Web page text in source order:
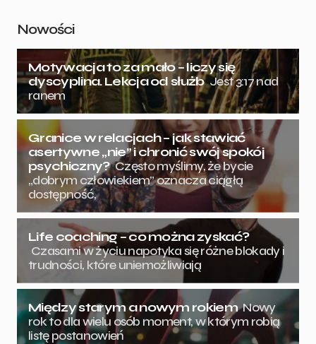
Nowości
Motywacja to za mało – liczy się
dyscyplina. Lekcja od służb Jest 3:17 nad
ranem
Granice w relacjach – jak stawiać
asertywne „nie” i chronić swój spokój
psychiczny? Często myślimy, że bycie
„dobrym człowiekiem” oznacza ciągłą
dostępność,
Life coaching – co można zyskać?
Czasami w życiu napotyka się różne blokady i
trudności, które uniemożliwiają
Między starym a nowym rokiem Nowy
rok to dla wielu osób moment, w którym robią
listę postanowień